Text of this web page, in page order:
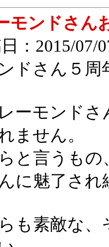
モンドさん
：2015/07/
ドさん５
ーモンド
ません。
と言うも
に魅了され
も素敵な